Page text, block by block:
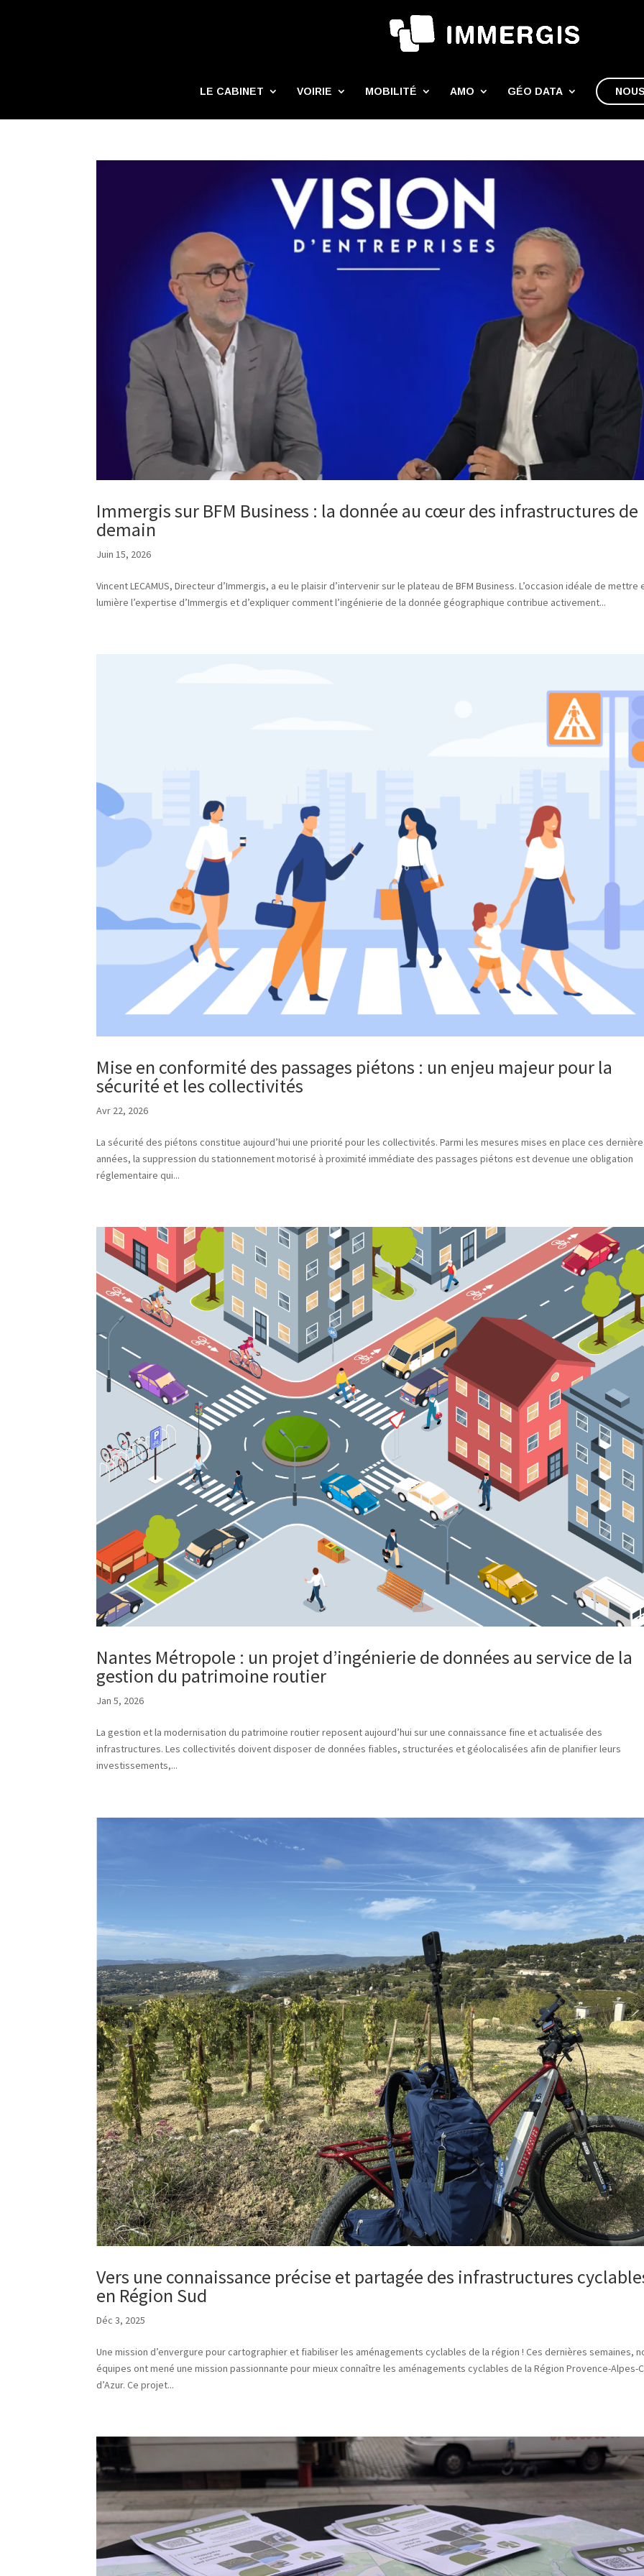
LE CABINET VOIRIE MOBILITÉ AMO GÉO DATA
Immergis sur BFM Business : la donnée au cœur des infrastructures de
demain
Juin 15, 2026
Vincent LECAMUS, Directeur d’Immergis, a eu le plaisir d’intervenir sur le plateau de BFM Business. L’occasion idéale de mettre
lumière l’expertise d’Immergis et d’expliquer comment l’ingénierie de la donnée géographique contribue activement...
Mise en conformité des passages piétons : un enjeu majeur pour la
sécurité et les collectivités
Avr 22, 2026
La sécurité des piétons constitue aujourd’hui une priorité pour les collectivités. Parmi les mesures mises en place ces
années, la suppression du stationnement motorisé à proximité immédiate des passages piétons est devenue une obligation
réglementaire qui...
Nantes Métropole : un projet d’ingénierie de données au service de la
gestion du patrimoine routier
Jan 5, 2026
La gestion et la modernisation du patrimoine routier reposent aujourd’hui sur une connaissance fine et actualisée des
infrastructures. Les collectivités doivent disposer de données fiables, structurées et géolocalisées afin de planifier leurs
investissements,...
Vers une connaissance précise et partagée des infrastructures
en Région Sud
Déc 3, 2025
Une mission d’envergure pour cartographier et fiabiliser les aménagements cyclables de la région ! Ces dernières semaines,
équipes ont mené une mission passionnante pour mieux connaître les aménagements cyclables de la Région Provence-Alpes-
d’Azur. Ce projet...